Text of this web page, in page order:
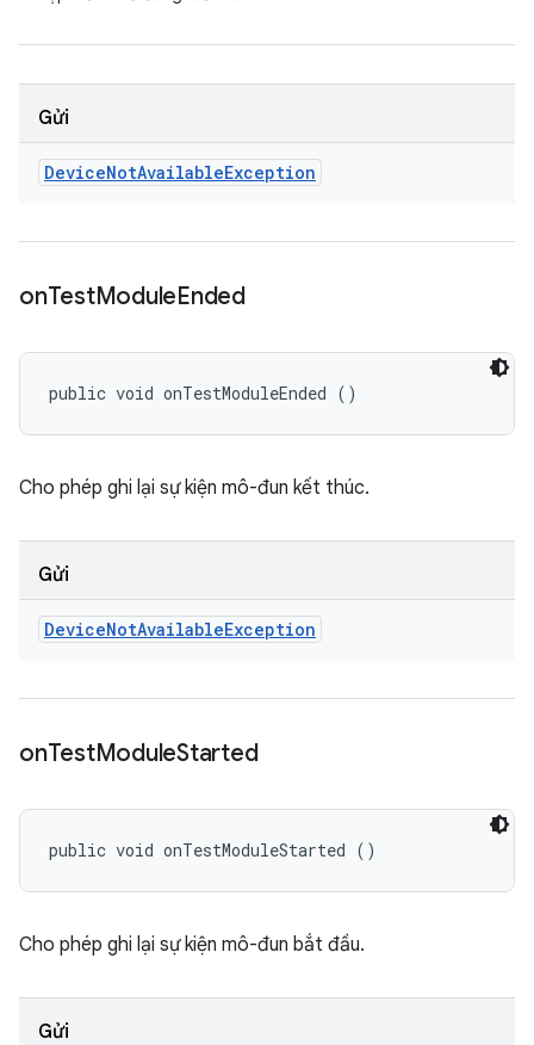
Gửi
DeviceNotAvailableException
onTestModuleEnded
public void onTestModuleEnded ()
Cho phép ghi lại sự kiện mô-đun kết thúc.
Gửi
DeviceNotAvailableException
onTestModuleStarted
public void onTestModuleStarted ()
Cho phép ghi lại sự kiện mô-đun bắt đầu.
Gửi